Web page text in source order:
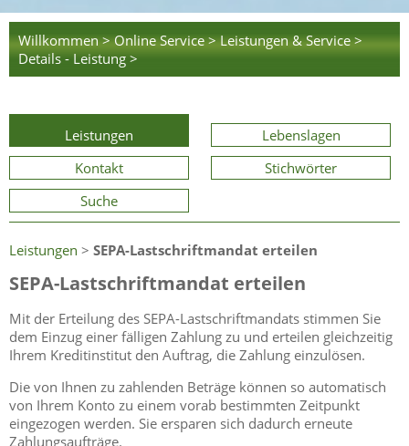
Willkommen > Online Service > Leistungen & Service >
Details - Leistung >
Leistungen
Lebenslagen
Kontakt
Stichwörter
Suche
Leistungen > SEPA-Lastschriftmandat erteilen
SEPA-Lastschriftmandat erteilen
Mit der Erteilung des SEPA-Lastschriftmandats stimmen Sie
dem Einzug einer fälligen Zahlung zu und erteilen gleichzeitig
Ihrem Kreditinstitut den Auftrag, die Zahlung einzulösen.
Die von Ihnen zu zahlenden Beträge können so automatisch
von Ihrem Konto zu einem vorab bestimmten Zeitpunkt
eingezogen werden. Sie ersparen sich dadurch erneute
Zahlungsaufträge.